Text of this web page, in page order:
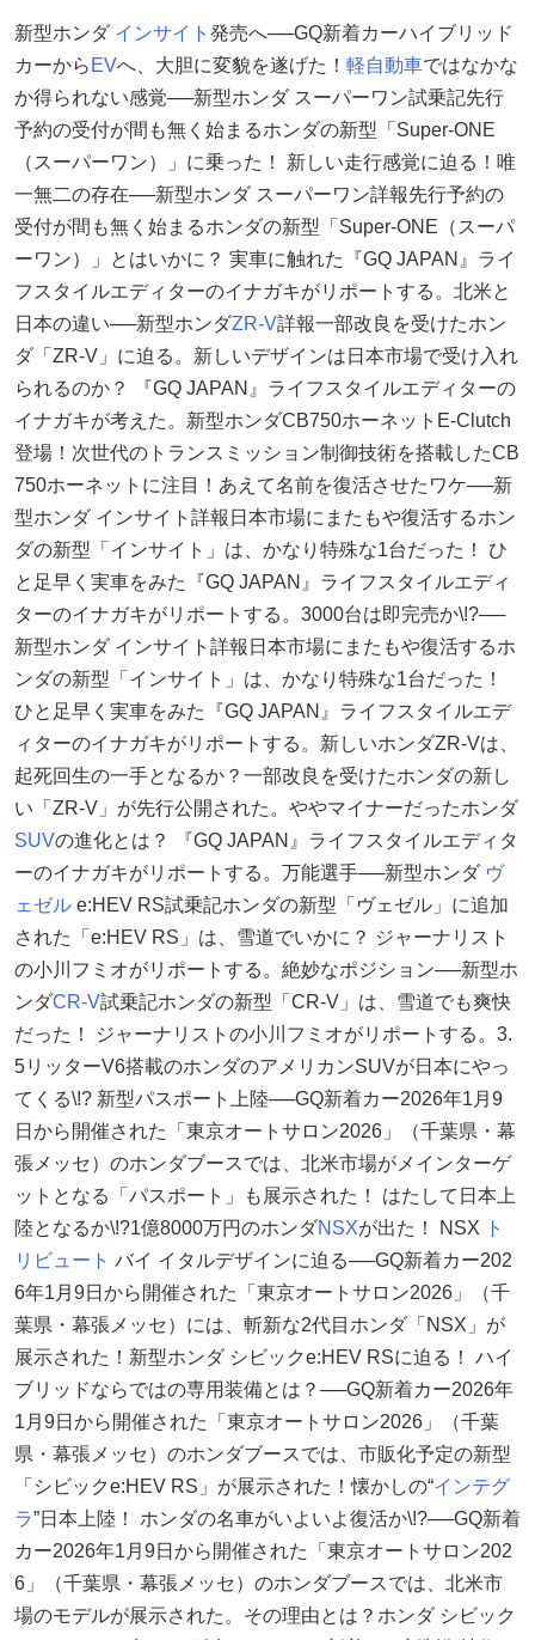
新型ホンダ インサイト 発売へ──GQ新着カーハイブリッド
カーから EVへ、大胆に変貌を遂げた！ 軽自動車ではなかな
か得られない感覚──新型ホンダ スーパーワン試乗記先行
予約の受付が間も無く始まるホンダの新型「Super-ONE
（スーパーワン）」に乗った！ 新しい走行感覚に迫る！唯
一無二の存在──新型ホンダ スーパーワン詳報先行予約の
受付が間も無く始まるホンダの新型「Super-ONE（スーパ
ーワン）」とはいかに？ 実車に触れた『GQ JAPAN』ライ
フスタイルエディターのイナガキがリポートする。北米と
日本の違い──新型ホンダZR-V詳報一部改良を受けたホン
ダ「ZR-V」に迫る。新しいデザインは日本市場で受け入れ
られるのか？ 『GQ JAPAN』ライフスタイルエディターの
イナガキが考えた。新型ホンダCB750ホーネットE-Clutch
登場！次世代のトランスミッション制御技術を搭載したCB
750ホーネットに注目！あえて名前を復活させたワケ──新
型ホンダ インサイト詳報日本市場にまたもや復活するホン
ダの新型「インサイト」は、かなり特殊な1台だった！ ひ
と足早く実車をみた『GQ JAPAN』ライフスタイルエディ
ターのイナガキがリポートする。3000台は即完売か\!?──
新型ホンダ インサイト詳報日本市場にまたもや復活するホ
ンダの新型「インサイト」は、かなり特殊な1台だった！
ひと足早く実車をみた『GQ JAPAN』ライフスタイルエデ
ィターのイナガキがリポートする。新しいホンダZR-Vは、
起死回生の一手となるか？一部改良を受けたホンダの新し
い「ZR-V」が先行公開された。ややマイナーだったホンダ
SUVの進化とは？ 『GQ JAPAN』ライフスタイルエディタ
ーのイナガキがリポートする。万能選手──新型ホンダ ヴ
ェゼル e:HEV RS試乗記ホンダの新型「ヴェゼル」に追加
された「e:HEV RS」は、雪道でいかに？ ジャーナリスト
の小川フミオがリポートする。絶妙なポジション──新型ホ
ンダCR-V試乗記ホンダの新型「CR-V」は、雪道でも爽快
だった！ ジャーナリストの小川フミオがリポートする。3.
5リッターV6搭載のホンダのアメリカンSUVが日本にやっ
てくる\!? 新型パスポート上陸──GQ新着カー2026年1月9
日から開催された「東京オートサロン2026」（千葉県・幕
張メッセ）のホンダブースでは、北米市場がメインターゲ
ットとなる「パスポート」も展示された！ はたして日本上
陸となるか\!?1億8000万円のホンダNSXが出た！ NSX
ト
リビュート バイ イタルデザインに迫る──GQ新着カー202
6年1月9日から開催された「東京オートサロン2026」（千
葉県・幕張メッセ）には、斬新な2代目ホンダ「NSX」が
展示された！新型ホンダ シビックe:HEV RSに迫る！ ハイ
ブリッドならではの専用装備とは？──GQ新着カー2026年
1月9日から開催された「東京オートサロン2026」（千葉
県・幕張メッセ）のホンダブースでは、市販化予定の新型
「シビックe:HEV RS」が展示された！懐かしの“インテグ
ラ”日本上陸！ ホンダの名車がいよいよ復活か\!?──GQ新着
カー2026年1月9日から開催された「東京オートサロン202
6」（千葉県・幕張メッセ）のホンダブースでは、北米市
場のモデルが展示された。その理由とは？ホンダ シビック